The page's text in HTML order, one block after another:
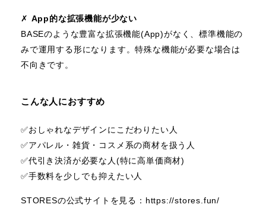
✗ App的な拡張機能が少ない
BASEのような豊富な拡張機能(App)がなく、標準機能の
みで運用する形になります。特殊な機能が必要な場合は
不向きです。
こんな人におすすめ
✅️おしゃれなデザインにこだわりたい人
✅️アパレル・雑貨・コスメ系の商材を扱う人
✅️代引き決済が必要な人(特に高単価商材)
✅️手数料を少しでも抑えたい人
STORESの公式サイトを見る： https://stores.fun/